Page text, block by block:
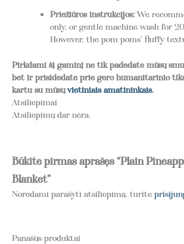
Priežiūros instrukcijos:We
only, or gentle machine wash for
However, the pom poms’ fluffy
Pirkdami šį gaminį ne tik padedate mūsų
bet ir prisidedate prie gero humanitarinio
kartu su mūsųvietiniais amatininkais.
Atsiliepimai
Atsiliepimų dar nėra.
Būkite pirmas aprašęs “Plain
Blanket”
Norėdami parašyti atsiliepimą, turite
Panašūs produktai